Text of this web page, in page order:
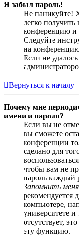
Я забыл пароль!
Не паникуйте!
легко
конференцию и
Следуйте
на
Если не
Вернуться к началу
Почему мне
имени и пароля?
Если вы не
вы сможете
конференции
сделано для
чтобы вам не
пароль каждый
Запомнить меня
рекомендуется
компьютере,
университете и
отсутствует,
эту функцию.